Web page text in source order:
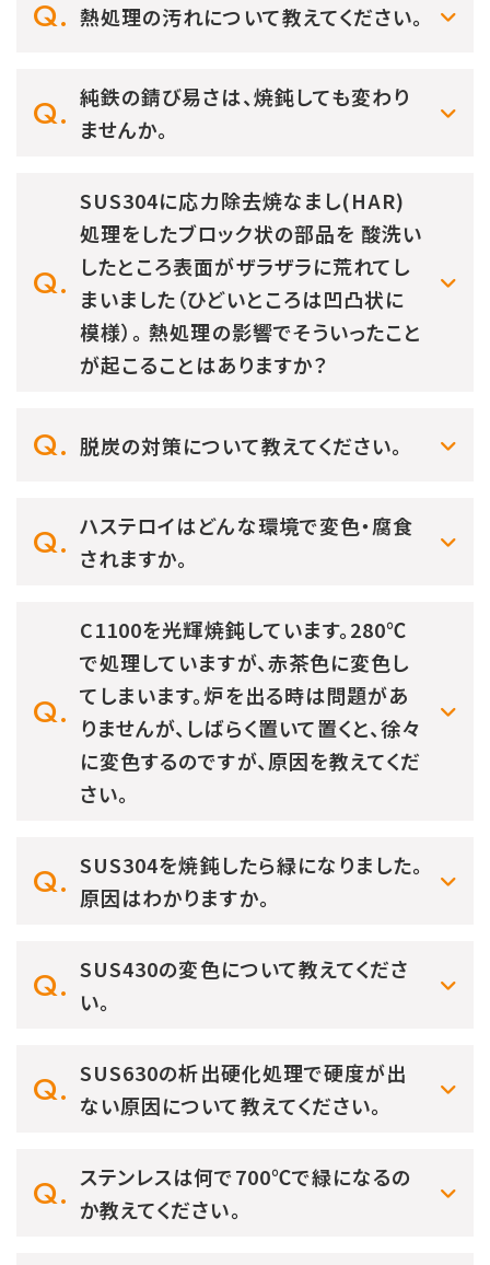
熱処理の汚れについて教えてください。
純鉄の錆び易さは、焼鈍しても変わり
ませんか。
SUS304に応力除去焼なまし(HAR)
処理をしたブロック状の部品を 酸洗い
したところ表面がザラザラに荒れてし
まいました（ひどいところは凹凸状に
模様）。 熱処理の影響でそういったこと
が起こることはありますか？
脱炭の対策について教えてください。
ハステロイはどんな環境で変色・腐食
されますか。
C1100を光輝焼鈍しています。280℃
で処理していますが、赤茶色に変色し
てしまいます。炉を出る時は問題があ
りませんが、しばらく置いて置くと、徐々
に変色するのですが、原因を教えてくだ
さい。
SUS304を焼鈍したら緑になりました。
原因はわかりますか。
SUS430の変色について教えてくださ
い。
SUS630の析出硬化処理で硬度が出
ない原因について教えてください。
ステンレスは何で700℃で緑になるの
か教えてください。